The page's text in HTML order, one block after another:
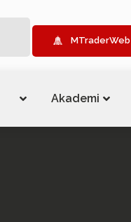
MTraderWeb
Akademi